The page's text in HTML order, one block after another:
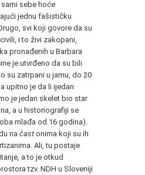
sebe hoće
jednu fašističku
svi koji govore da su
i to živi zakopani,
pronađenih u Barbara
je utvrđeno da su bili
su zatrpani u jamu, do 20
upitno je da li ijedan
je jedan skelet bio star
a u historiografiji se
mlađa od 16 godina).
na čast onima koji su ih
Ali, tu postaje
a to je otkud
tzv. NDH u Sloveniji